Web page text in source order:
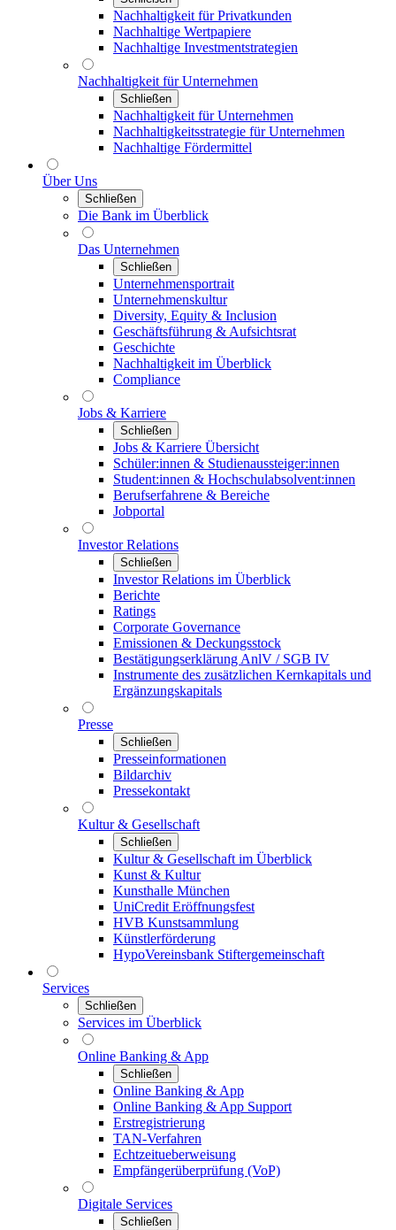
Nachhaltigkeit für Privatkunden
Nachhaltige Wertpapiere
Nachhaltige Investmentstrategien
Nachhaltigkeit für Unternehmen
Schließen
Nachhaltigkeit für Unternehmen
Nachhaltigkeitsstrategie für Unternehmen
Nachhaltige Fördermittel
Über Uns
Schließen
Die Bank im Überblick
Das Unternehmen
Schließen
Unternehmensportrait
Unternehmenskultur
Diversity, Equity & Inclusion
Geschäftsführung & Aufsichtsrat
Geschichte
Nachhaltigkeit im Überblick
Compliance
Jobs & Karriere
Schließen
Jobs & Karriere Übersicht
Schüler:innen & Studienaussteiger:innen
Student:innen & Hochschulabsolvent:innen
Berufserfahrene & Bereiche
Jobportal
Investor Relations
Schließen
Investor Relations im Überblick
Berichte
Ratings
Corporate Governance
Emissionen & Deckungsstock
Bestätigungserklärung AnlV / SGB IV
Instrumente des zusätzlichen Kernkapitals und
Ergänzungskapitals
Presse
Schließen
Presseinformationen
Bildarchiv
Pressekontakt
Kultur & Gesellschaft
Schließen
Kultur & Gesellschaft im Überblick
Kunst & Kultur
Kunsthalle München
UniCredit Eröffnungsfest
HVB Kunstsammlung
Künstlerförderung
HypoVereinsbank Stiftergemeinschaft
Services
Schließen
Services im Überblick
Online Banking & App
Schließen
Online Banking & App
Online Banking & App Support
Erstregistrierung
TAN-Verfahren
Echtzeitueberweisung
Empfängerüberprüfung (VoP)
Digitale Services
Schließen